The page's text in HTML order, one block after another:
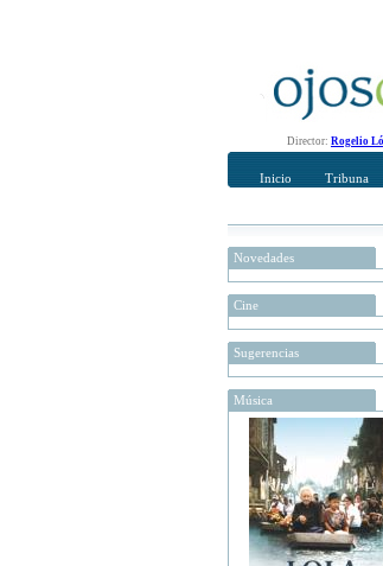
Director: Rogelio
Inicio Tribuna
Novedades
Cine
Sugerencias
Música